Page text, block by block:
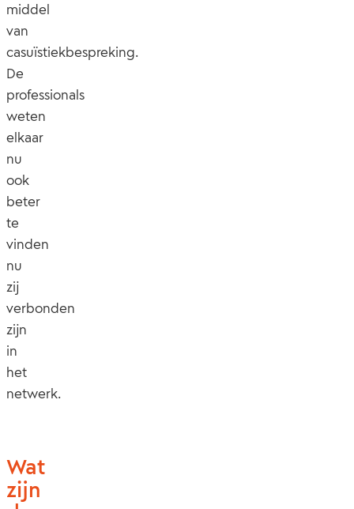
middel
van
casuïstiekbespreking.
De
professionals
weten
elkaar
nu
ook
beter
te
vinden
nu
zij
verbonden
zijn
in
het
netwerk.
Wat
zijn